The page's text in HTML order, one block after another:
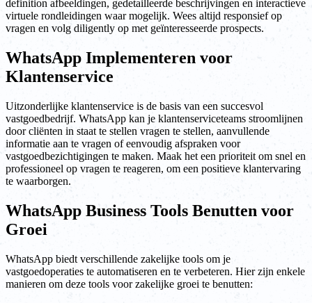
definition afbeeldingen, gedetailleerde beschrijvingen en interactieve
virtuele rondleidingen waar mogelijk. Wees altijd responsief op
vragen en volg diligently op met geïnteresseerde prospects.
WhatsApp Implementeren voor
Klantenservice
Uitzonderlijke klantenservice is de basis van een succesvol
vastgoedbedrijf. WhatsApp kan je klantenserviceteams stroomlijnen
door cliënten in staat te stellen vragen te stellen, aanvullende
informatie aan te vragen of eenvoudig afspraken voor
vastgoedbezichtigingen te maken. Maak het een prioriteit om snel en
professioneel op vragen te reageren, om een positieve klantervaring
te waarborgen.
WhatsApp Business Tools Benutten voor
Groei
WhatsApp biedt verschillende zakelijke tools om je
vastgoedoperaties te automatiseren en te verbeteren. Hier zijn enkele
manieren om deze tools voor zakelijke groei te benutten: